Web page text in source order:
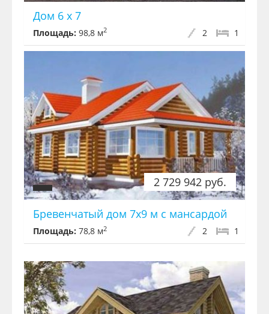
Дом 6 х 7
Площадь: 98,8 м2 1
2
2 729 942 руб.
Бревенчатый дом 7x9 м с мансардой
Площадь: 78,8 м2 1
2